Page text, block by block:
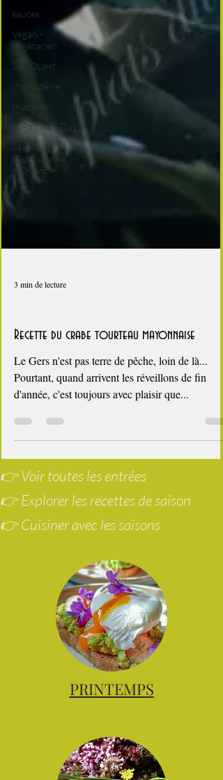
sauces
Vegan -
Végétarien
Sud Ouest
charcuterie
crudités
St Patrick's Day
Saveurs
d'Afrque &
d'Orient
fêtes de fin d'année
Recette du crabe tourteau mayonnaise
Le Gers n'est pas terre de pêche, loin de là...
Pourtant, quand arrivent les réveillons de fin
d'année, c'est toujours avec plaisir que...
👉 Voir toutes les entrées
👉 Explorer les recettes de saison